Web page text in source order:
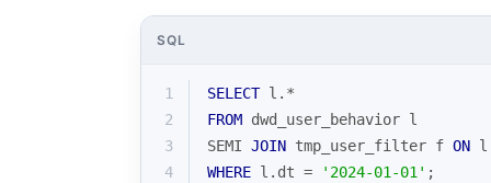
SQL
1 SELECT l. *
2
FROM dwd_user_behavior l
3
SEMI JOIN tmp_user_filter f ON
4
WHERE l.dt = '2024-01-01' ;